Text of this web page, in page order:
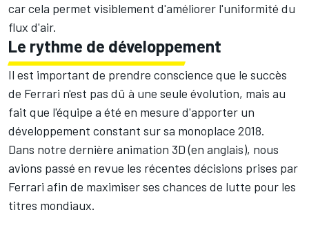
car cela permet visiblement d'améliorer l'uniformité du
flux d'air.
Le rythme de développement
Il est important de prendre conscience que le succès
de Ferrari n'est pas dû à une seule évolution, mais au
fait que l'équipe a été en mesure d'apporter un
développement constant sur sa monoplace 2018.
Dans notre dernière animation 3D (en anglais), nous
avions passé en revue les récentes décisions prises par
Ferrari afin de maximiser ses chances de lutte pour les
titres mondiaux.